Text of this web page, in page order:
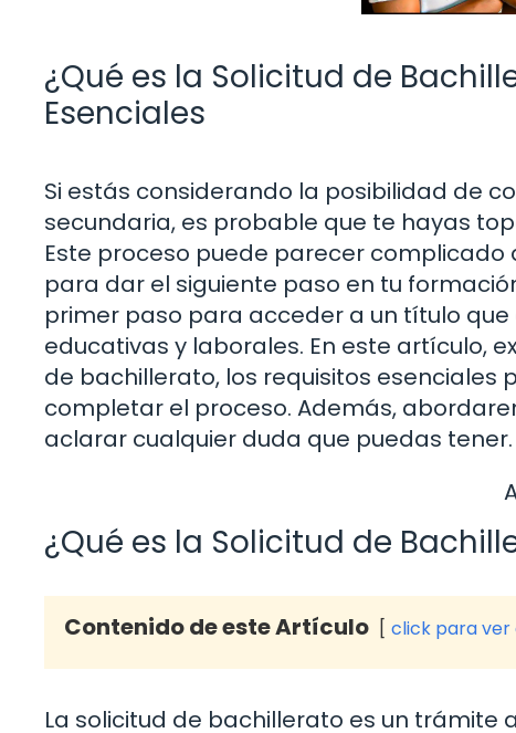
¿Qué es la Solicitud de
Esenciales
Si estás considerando la posibilidad de
secundaria, es probable que te hayas
Este proceso puede parecer
para dar el siguiente paso en tu
primer paso para acceder a un título
educativas y laborales. En este artículo,
de bachillerato, los requisitos esenciales
completar el proceso. Además,
aclarar cualquier duda que puedas tener.
¿Qué es la Solicitud de
Contenido de este Artículo click para ver
La solicitud de bachillerato es un